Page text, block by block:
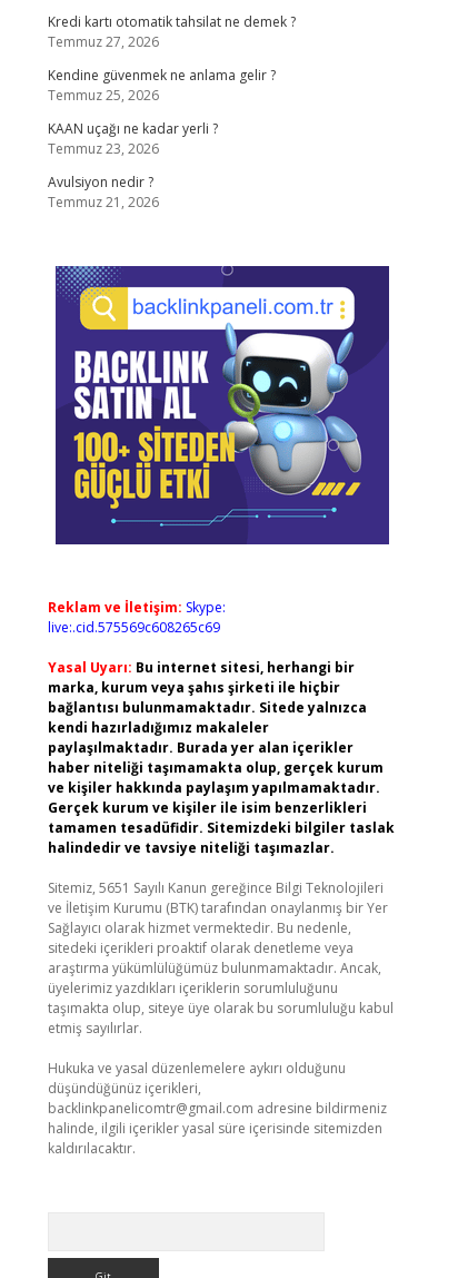
Kredi kartı otomatik tahsilat ne demek ?
Temmuz 27, 2026
Kendine güvenmek ne anlama gelir ?
Temmuz 25, 2026
KAAN uçağı ne kadar yerli ?
Temmuz 23, 2026
Avulsiyon nedir ?
Temmuz 21, 2026
Reklam ve İletişim: Skype:
live:.cid.575569c608265c69
Yasal Uyarı: Bu internet sitesi, herhangi bir
marka, kurum veya şahıs şirketi ile hiçbir
bağlantısı bulunmamaktadır. Sitede yalnızca
kendi hazırladığımız makaleler
paylaşılmaktadır. Burada yer alan içerikler
haber niteliği taşımamakta olup, gerçek kurum
ve kişiler hakkında paylaşım yapılmamaktadır.
Gerçek kurum ve kişiler ile isim benzerlikleri
tamamen tesadüfidir. Sitemizdeki bilgiler taslak
halindedir ve tavsiye niteliği taşımazlar.
Sitemiz, 5651 Sayılı Kanun gereğince Bilgi Teknolojileri
ve İletişim Kurumu (BTK) tarafından onaylanmış bir Yer
Sağlayıcı olarak hizmet vermektedir. Bu nedenle,
sitedeki içerikleri proaktif olarak denetleme veya
araştırma yükümlülüğümüz bulunmamaktadır. Ancak,
üyelerimiz yazdıkları içeriklerin sorumluluğunu
taşımakta olup, siteye üye olarak bu sorumluluğu kabul
etmiş sayılırlar.
Hukuka ve yasal düzenlemelere aykırı olduğunu
düşündüğünüz içerikleri,
backlinkpanelicomtr@gmail.com adresine bildirmeniz
halinde, ilgili içerikler yasal süre içerisinde sitemizden
kaldırılacaktır.